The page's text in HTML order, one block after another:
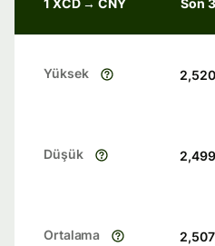
1 XCD → CNY Son
Yüksek
Düşük
Ortalama